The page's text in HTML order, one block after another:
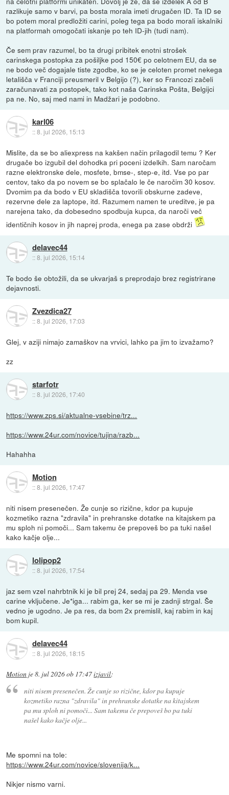
razlikuje samo v barvi, pa bosta morala imeti drugačen ID. Ta ID se
bo potem moral predložiti carini, poleg tega pa bodo morali iskalniki
na platformah omogočati iskanje po teh ID-jih (tudi nam).
Če sem prav razumel, bo ta drugi pribitek enotni strošek
carinskega postopka za pošiljke pod 150€ po celotnem EU, da se
ne bodo več dogajale tiste zgodbe, ko se je celoten promet nekega
letališča v Franciji preusmeril v Belgijo (?), ker so Francozi začeli
zaračunavati za postopek, tako kot naša Carinska Pošta, Belgijci
pa ne. No, saj med nami in Madžari je podobno.
karl06
::8. jul 2026, 15:13
Mislite, da se bo aliexpress na kakšen način prilagodil temu ? Ker
drugače bo izgubil del dohodka pri poceni izdelkih. Sam naročam
razne elektronske dele, mosfete, bmse-, step-e, itd. Vse po par
centov, tako da po novem se bo splačalo le če naročim 30 kosov.
Dvomim pa da bodo v EU skladišča tovorili obskurne zadeve,
rezervne dele za laptope, itd. Razumem namen te ureditve, je pa
narejena tako, da dobesedno spodbuja kupca, da naroči več
identičnih kosov in jih naprej proda, enega pa zase obdrži
delavec44
::8. jul 2026, 15:14
Te bodo še obtožili, da se ukvarjaš s preprodajo brez registrirane
dejavnosti.
Zvezdica27
::8. jul 2026, 17:03
Glej, v aziji nimajo zamaškov na vrvici, lahko pa jim to izvažamo?
zz
starfotr
::8. jul 2026, 17:40
https://www.zps.si/aktualne-vsebine/trz...
https://www.24ur.com/novice/tujina/razb...
Hahahha
Motion
::8. jul 2026, 17:47
niti nisem presenečen. Že cunje so rizične, kdor pa kupuje
kozmetiko razna "zdravila" in prehranske dotatke na kitajskem pa
mu sploh ni pomoči... Sam takemu če prepoveš bo pa tuki našel
kako kačje olje...
lolipop2
::8. jul 2026, 17:54
jaz sem vzel nahrbtnik ki je bil prej 24, sedaj pa 29. Menda vse
carine vključene. Je*iga... rabim ga, ker se mi je zadnji strgal. Še
vedno je ugodno. Je pa res, da bom 2x premislil, kaj rabim in kaj
bom kupil.
delavec44
::8. jul 2026, 18:15
Motion je8. jul 2026 ob 17:47izjavil:
niti nisem presenečen. Že cunje so rizične, kdor pa kupuje
kozmetiko razna "zdravila" in prehranske dotatke na kitajskem
pa mu sploh ni pomoči... Sam takemu če prepoveš bo pa tuki
našel kako kačje olje...
Me spomni na tole:
https://www.24ur.com/novice/slovenija/k...
Nikjer nismo varni.